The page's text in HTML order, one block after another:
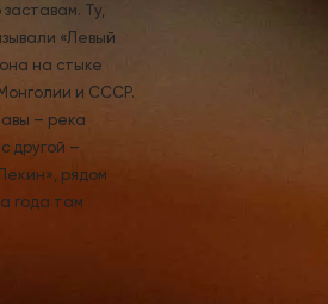
Ту,
«Левый
на стыке
и СССР.
– река
другой –
рядом
года там